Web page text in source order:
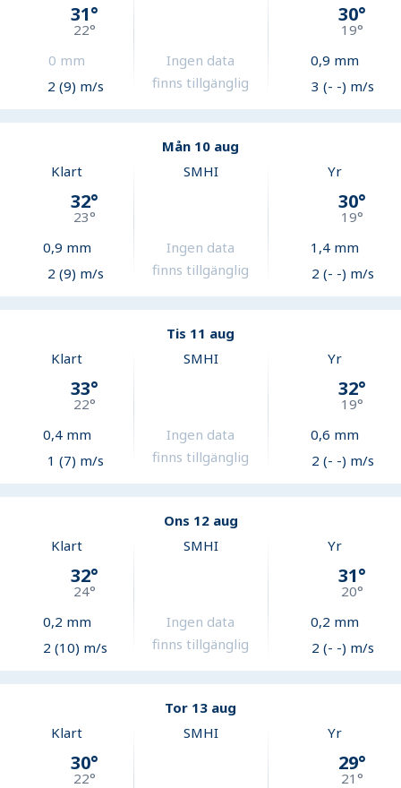
31°
22°
0 mm
2 (9) m/s
Ingen data
finns tillgänglig
30°
19°
0,9 mm
3 (- -) m/s
Mån 10 aug
Klart
32°
23°
0,9 mm
2 (9) m/s
SMHI
Ingen data
finns tillgänglig
Yr
30°
19°
1,4mm
2 (- -) m/s
Tis 11 aug
Klart
33°
22°
0,4mm
1 (7) m/s
SMHI
Ingen data
finns tillgänglig
Yr
32°
19°
0,6 mm
2 (- -) m/s
Ons 12 aug
Klart
32°
24°
0,2 mm
2 (10) m/s
SMHI
Ingen data
finns tillgänglig
Yr
31°
20°
0,2 mm
2 (- -) m/s
Tor 13 aug
Klart
30°
22°
SMHI Yr
29°
21°